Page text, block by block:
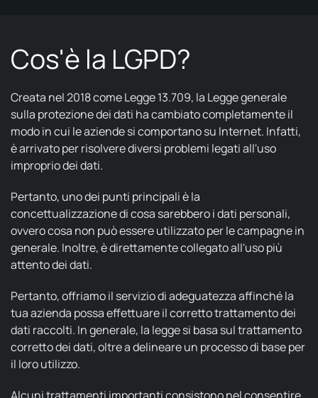
Cos'è la LGPD?
Creata nel 2018 come Legge 13.709, la Legge generale
sulla protezione dei dati ha cambiato completamente il
modo in cui le aziende si comportano su Internet. Infatti,
è arrivato per risolvere diversi problemi legati all'uso
improprio dei dati.
Pertanto, uno dei punti principali è la
concettualizzazione di cosa sarebbero i dati personali,
ovvero cosa non può essere utilizzato per le campagne in
generale. Inoltre, è direttamente collegato all'uso più
attento dei dati.
Pertanto, offriamo il servizio di adeguatezza affinché la
tua azienda possa effettuare il corretto trattamento dei
dati raccolti. In generale, la legge si basa sul trattamento
corretto dei dati, oltre a delineare un processo di base per
il loro utilizzo.